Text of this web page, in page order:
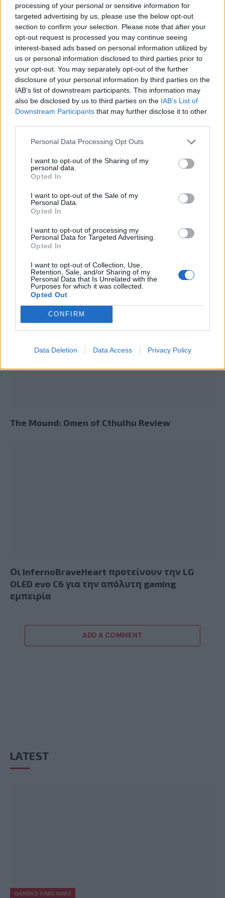
processing of your personal or sensitive information for
targeted advertising by us, please use the below opt-out
section to confirm your selection. Please note that after your
opt-out request is processed you may continue seeing
interest-based ads based on personal information utilized by
us or personal information disclosed to third parties prior to
your opt-out. You may separately opt-out of the further
disclosure of your personal information by third parties on the
IAB’s list of downstream participants. This information may
also be disclosed by us to third parties on the IAB’s List of
Downstream Participants that may further disclose it to other
Personal Data Processing Opt Outs
I want to opt-out of the Sharing of my
personal data.
Opted In
I want to opt-out of the Sale of my
Personal Data.
Opted In
I want to opt-out of processing my
Personal Data for Targeted Advertising.
Opted In
I want to opt-out of Collection, Use,
Retention, Sale, and/or Sharing of my
Personal Data that Is Unrelated with the
Purposes for which it was collected.
Opted Out
CONFIRM
Data Deletion Data Access Privacy Policy
strategy και οτιδήποτε έχει να κάνει με Star
Wars! Ανεπιβεβαίωτες πληροφορίες τον θέλουν
όμως να ξεφαντώνει με καραόκε και SingStar
κάθε είδους. Τον τελευταίο καιρό μάχεται στις
διαδικτυακές αρένες του StarCraft 2,
προσπαθώντας με κόπο και ιδρώτα να ανέβει
κατηγορία...
RELATED POSTS
Summer Mode ON! Η LG μετατρέπει κάθε
στιγμή σε απόλυτη gaming εμπειρία!
The Mound: Omen of Cthulhu Review
Οι InfernoBraveHeart προτείνουν την LG
OLED evo C6 για την απόλυτη gaming
εμπειρία
ADD A COMMENT
LATEST
GAMING HARDWARE